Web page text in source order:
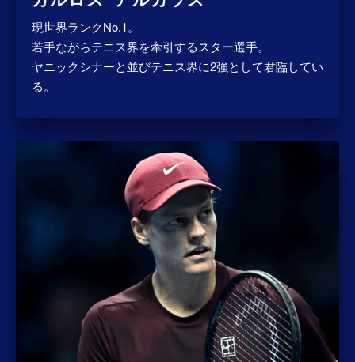
現世界ランクNo.1。
若手ながらテニス界を牽引するスター選手。
ヤニックシナーと並びテニス界に2強として君臨してい
る。